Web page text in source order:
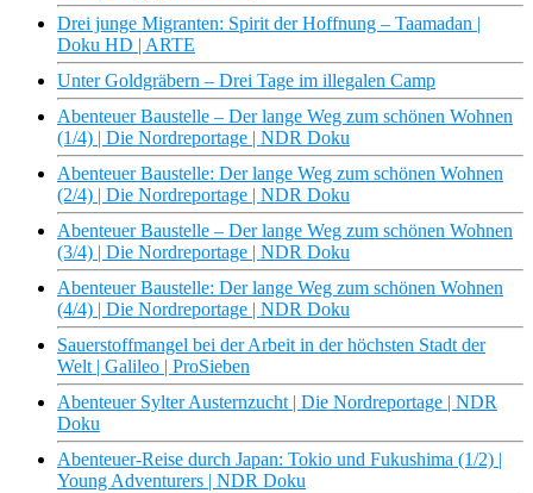
Drei junge Migranten: Spirit der Hoffnung – Taamadan |
Doku HD | ARTE
Unter Goldgräbern – Drei Tage im illegalen Camp
Abenteuer Baustelle – Der lange Weg zum schönen Wohnen
(1/4) | Die Nordreportage | NDR Doku
Abenteuer Baustelle: Der lange Weg zum schönen Wohnen
(2/4) | Die Nordreportage | NDR Doku
Abenteuer Baustelle – Der lange Weg zum schönen Wohnen
(3/4) | Die Nordreportage | NDR Doku
Abenteuer Baustelle: Der lange Weg zum schönen Wohnen
(4/4) | Die Nordreportage | NDR Doku
Sauerstoffmangel bei der Arbeit in der höchsten Stadt der
Welt | Galileo | ProSieben
Abenteuer Sylter Austernzucht | Die Nordreportage | NDR
Doku
Abenteuer-Reise durch Japan: Tokio und Fukushima (1/2) |
Young Adventurers | NDR Doku